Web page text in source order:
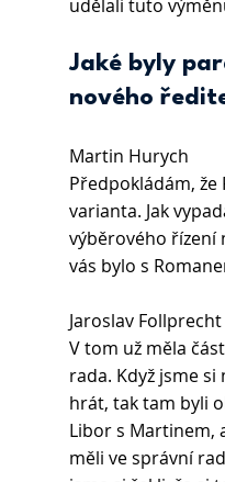
udělali tuto
Jaké byly
nového
Martin Hurych
Předpokládám, že
varianta. Jak
výběrového řízení
vás bylo s
Jaroslav Follprecht
V tom už měla
rada. Když jsme
hrát, tak tam byli
Libor s Martinem,
měli ve správní